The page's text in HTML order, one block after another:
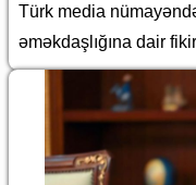
Türk media
əməkdaşlığına dair